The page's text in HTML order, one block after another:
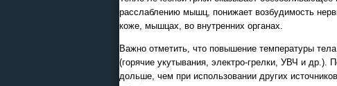
расслаблению мышц, понижает возбудимость
коже, мышцах, во внутренних органах.
Важно отметить, что повышение температуры
(горячие укутывания, электро-грелки, УВЧ и др.).
дольше, чем при использовании других